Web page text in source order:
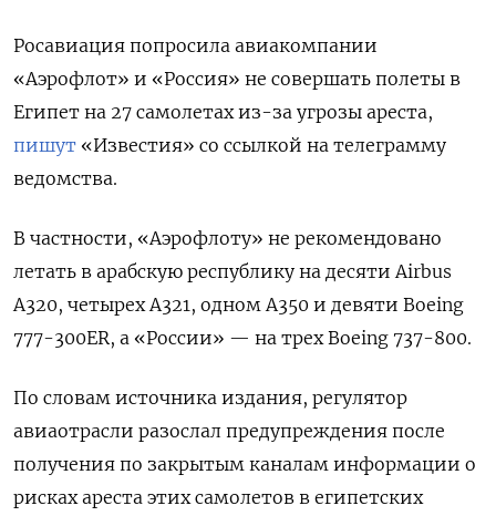
Росавиация попросила авиакомпании
«Аэрофлот» и «Россия» не совершать полеты в
Египет на 27 самолетах из-за угрозы ареста,
пишут «Известия» со ссылкой на телеграмму
ведомства.
В частности, «Аэрофлоту» не рекомендовано
летать в арабскую республику на десяти Airbus
A320, четырех A321, одном A350 и девяти Boeing
777-300ER, а «России» — на трех Boeing 737-800.
По словам источника издания, регулятор
авиаотрасли разослал предупреждения после
получения по закрытым каналам информации о
рисках ареста этих самолетов в египетских